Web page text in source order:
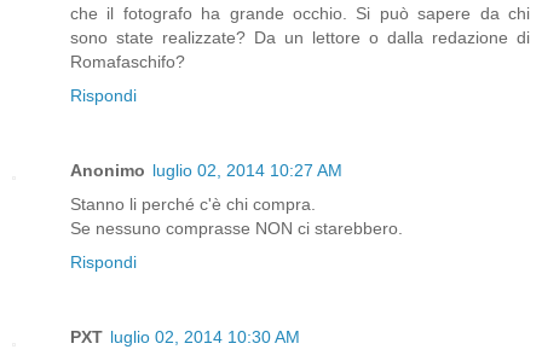
che il fotografo ha grande occhio. Si può sapere da chi
sono state realizzate? Da un lettore o dalla redazione di
Romafaschifo?
Rispondi
Anonimo luglio 02, 2014 10:27 AM
Stanno li perché c'è chi compra.
Se nessuno comprasse NON ci starebbero.
Rispondi
PXT luglio 02, 2014 10:30 AM